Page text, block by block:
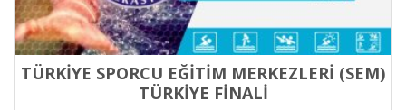
TÜRKİYE SPORCU EĞİTİM MERKEZLERİ (SEM)
TÜRKİYE FİNALİ